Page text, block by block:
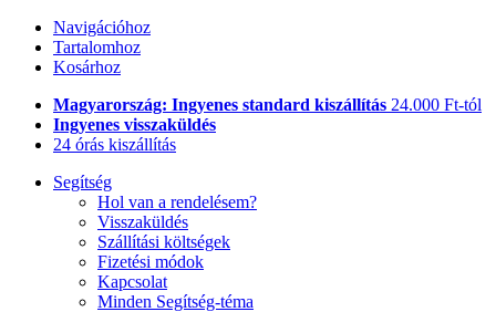
Navigációhoz
Tartalomhoz
Kosárhoz
Magyarország: Ingyenes standard kiszállítás 24.000 Ft-tól
Ingyenes visszaküldés
24 órás kiszállítás
Segítség
Hol van a rendelésem?
Visszaküldés
Szállítási költségek
Fizetési módok
Kapcsolat
Minden Segítség-téma